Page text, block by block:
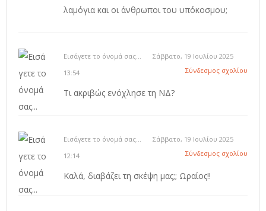
λαμόγια και οι άνθρωποι του υπόκοσμου;
Εισάγετε το όνομά σας...
Σάββατο, 19 Ιουλίου 2025
13:54
Σύνδεσμος σχολίου
Τι ακριβώς ενόχλησε τη ΝΔ?
Εισάγετε το όνομά σας...
Σάββατο, 19 Ιουλίου 2025
12:14
Σύνδεσμος σχολίου
Καλά, διαβάζει τη σκέψη μας;; Ωραίος!!